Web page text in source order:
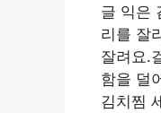
글 익은
리를 잘
잘려요.
함을 덜
김치찜